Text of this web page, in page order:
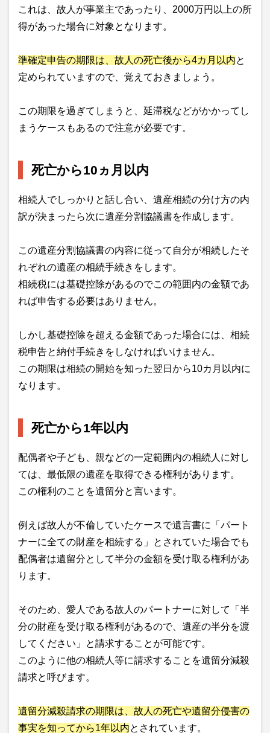
これは、故人が事業主であったり、2000万円以上の所
得があった場合に対象となります。
準確定申告の期限は、故人の死亡後から4カ月以内と
定められていますので、覚えておきましょう。
この期限を過ぎてしまうと、延滞税などがかかってし
まうケースもあるので注意が必要です。
死亡から10ヵ月以内
相続人でしっかりと話し合い、遺産相続の分け方の内
訳が決まったら次に遺産分割協議書を作成します。
この遺産分割協議書の内容に従って自分が相続したそ
れぞれの遺産の相続手続きをします。
相続税には基礎控除があるのでこの範囲内の金額であ
れば申告する必要はありません。
しかし基礎控除を超える金額であった場合には、相続
税申告と納付手続きをしなければいけません。
この期限は相続の開始を知った翌日から10カ月以内に
なります。
死亡から1年以内
配偶者や子ども、親などの一定範囲内の相続人に対し
ては、最低限の遺産を取得できる権利があります。
この権利のことを遺留分と言います。
例えば故人が不倫していたケースで遺言書に「パート
ナーに全ての財産を相続する」とされていた場合でも
配偶者は遺留分として半分の金額を受け取る権利があ
ります。
そのため、愛人である故人のパートナーに対して「半
分の財産を受け取る権利があるので、遺産の半分を渡
してください」と請求することが可能です。
このように他の相続人等に請求することを遺留分減殺
請求と呼びます。
遺留分減殺請求の期限は、故人の死亡や遺留分侵害の
事実を知ってから1年以内とされています。